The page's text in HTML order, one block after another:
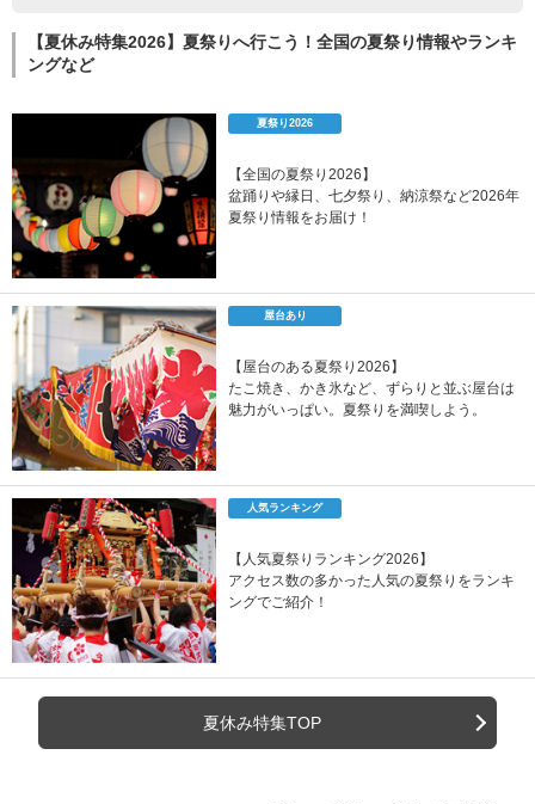
【夏休み特集2026】夏祭りへ行こう！全国の夏祭り情報やランキ
ングなど
夏祭り2026
【全国の夏祭り2026】
盆踊りや縁日、七夕祭り、納涼祭など2026年
夏祭り情報をお届け！
屋台あり
【屋台のある夏祭り2026】
たこ焼き、かき氷など、ずらりと並ぶ屋台は
魅力がいっぱい。夏祭りを満喫しよう。
人気ランキング
【人気夏祭りランキング2026】
アクセス数の多かった人気の夏祭りをランキ
ングでご紹介！
夏休み特集TOP